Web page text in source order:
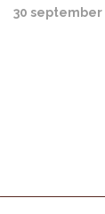
30 september